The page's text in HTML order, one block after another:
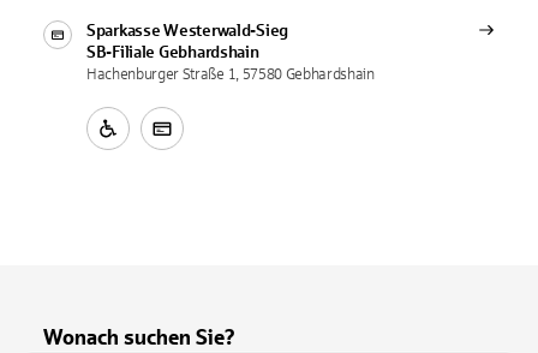
Sparkasse Westerwald-Sieg
SB-Filiale Gebhardshain
Hachenburger Straße 1, 57580 Gebhardshain
Wonach suchen Sie?